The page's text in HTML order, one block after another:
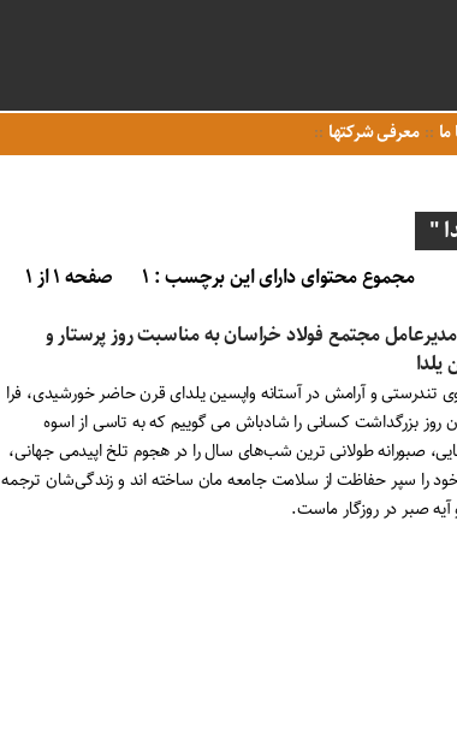
ما معرفی شرکتها
"
مجموع محتوای دارای این برچسب : ۱
صفحه ۱ از ۱
مجتمع فولاد خراسان به مناسبت روز پرستار و
تندرستی و آرامش در آستانه واپسین یلدای قرن حاضر خورشیدی، فرا
روز بزرگداشت کسانی را شادباش می گوییم که به تاسی از اسوه
صبورانه طولانی ترین شب‌های سال را در هجوم تلخ اپیدمی جهانی،
را سپر حفاظت از سلامت جامعه مان ساخته اند و زندگی‌شان ترجمه
و آیه صبر در روزگار ماست.